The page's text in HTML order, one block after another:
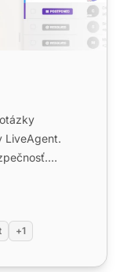
LiveAgent.
+1